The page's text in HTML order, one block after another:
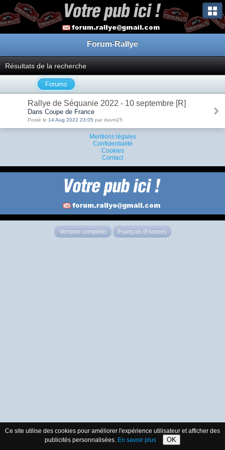
Forum-Rallye
Résultats de la recherche
Forums
Rallye de Séquanie 2022 - 10 septembre [R]
Dans Coupe de France
Posté le 14 Aug 2022 23:05 par davm25
Mentions légales
Confidentialité
Cookies
Contact
Version complète Français (France)
Ce site utilise des cookies pour améliorer l'expérience utilisateur et afficher des
publicités personnalisées. En savoir plus OK